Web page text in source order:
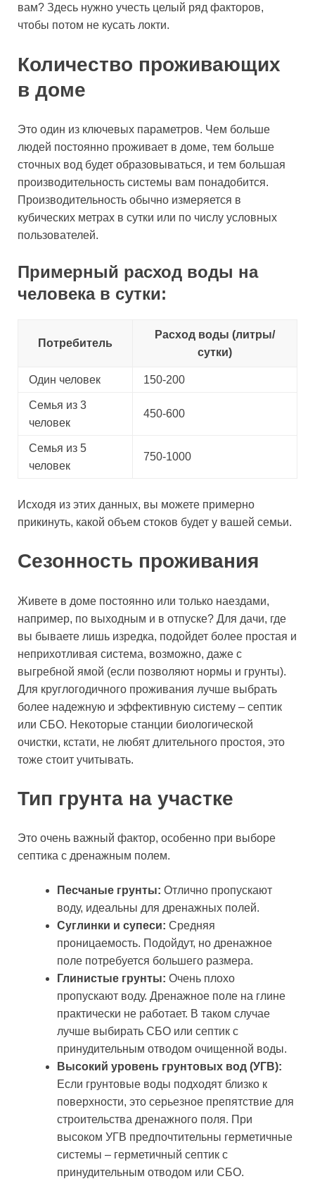
вам? Здесь нужно учесть целый ряд факторов,
чтобы потом не кусать локти.
Количество проживающих
в доме
Это один из ключевых параметров. Чем больше
людей постоянно проживает в доме, тем больше
сточных вод будет образовываться, и тем большая
производительность системы вам понадобится.
Производительность обычно измеряется в
кубических метрах в сутки или по числу условных
пользователей.
Примерный расход воды на
человека в сутки:
Потребитель
Расход воды (литры/
сутки)
Один человек 150-200
Семья из 3
человек
450-600
Семья из 5
человек
750-1000
Исходя из этих данных, вы можете примерно
прикинуть, какой объем стоков будет у вашей семьи.
Сезонность проживания
Живете в доме постоянно или только наездами,
например, по выходным и в отпуске? Для дачи, где
вы бываете лишь изредка, подойдет более простая и
неприхотливая система, возможно, даже с
выгребной ямой (если позволяют нормы и грунты).
Для круглогодичного проживания лучше выбрать
более надежную и эффективную систему – септик
или СБО. Некоторые станции биологической
очистки, кстати, не любят длительного простоя, это
тоже стоит учитывать.
Тип грунта на участке
Это очень важный фактор, особенно при выборе
септика с дренажным полем.
Песчаные грунты: Отлично пропускают
воду, идеальны для дренажных полей.
Суглинки и супеси: Средняя
проницаемость. Подойдут, но дренажное
поле потребуется большего размера.
Глинистые грунты: Очень плохо
пропускают воду. Дренажное поле на глине
практически не работает. В таком случае
лучше выбирать СБО или септик с
принудительным отводом очищенной воды.
Высокий уровень грунтовых вод (УГВ):
Если грунтовые воды подходят близко к
поверхности, это серьезное препятствие для
строительства дренажного поля. При
высоком УГВ предпочтительны герметичные
системы – герметичный септик с
принудительным отводом или СБО.